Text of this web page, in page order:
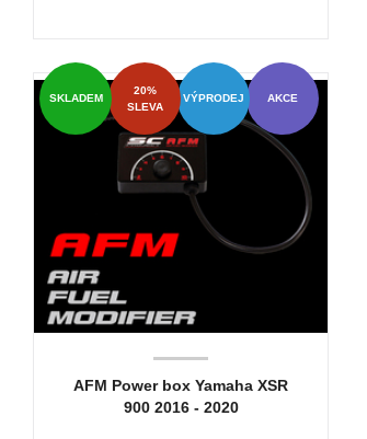
AKCE
VÝPRODEJ
20%
SLEVA
SKLADEM
AFM Power box Yamaha XSR
900 2016 - 2020